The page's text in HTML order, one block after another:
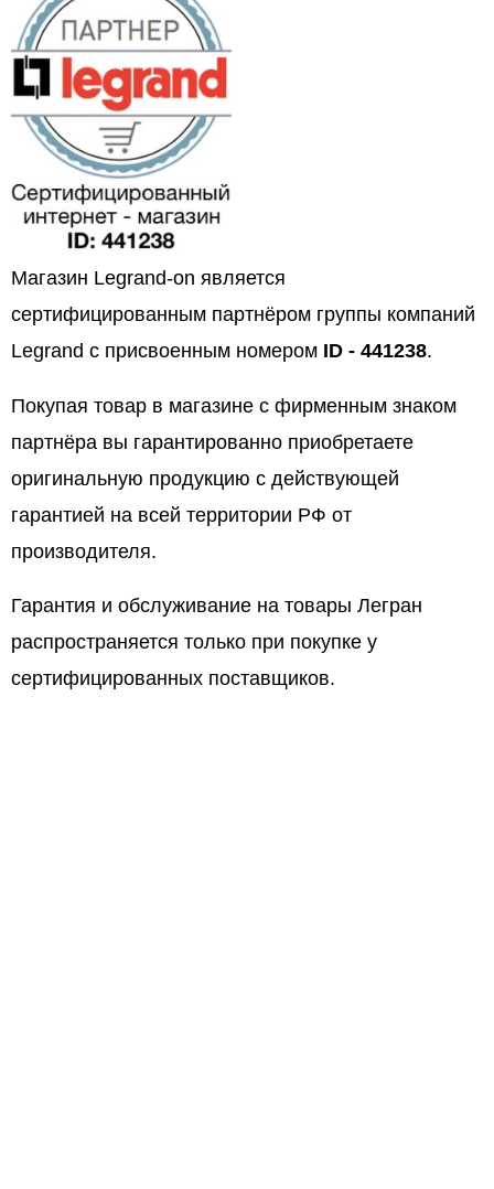
Магазин Legrand-on является
сертифицированным партнёром группы компаний
Legrand с присвоенным номером ID - 441238.
Покупая товар в магазине с фирменным знаком
партнёра вы гарантированно приобретаете
оригинальную продукцию с действующей
гарантией на всей территории РФ от
производителя.
Гарантия и обслуживание на товары Легран
распространяется только при покупке у
сертифицированных поставщиков.